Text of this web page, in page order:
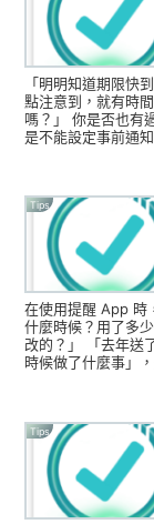
「明明知道期限快
點注意到，就有時
嗎？」 你是否也有
是不能設定事前通
Tips
在使用提醒 App 時
什麼時候？用了多
改的？」 「去年送
時候做了什麼事」
Tips